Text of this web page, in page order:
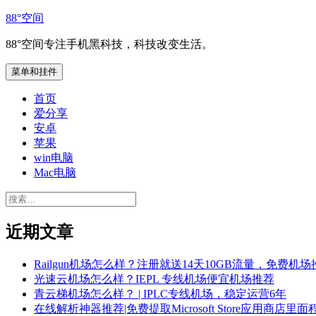
跳
内
容
88°空间
88°空间专注手机黑科技，科技改变生活。
菜单和挂件
首页
爱分享
安卓
苹果
win电脑
Mac电脑
搜
近期文章
Railgun机场怎么样？注册就送14天10GB流量，免费机场
光速云机场怎么样？IEPL 专线机场便宜机场推荐
青云梯机场怎么样？ | IPLC专线机场，稳定运营6年
在线解析神器推荐|免费提取Microsoft Store应用商店里面